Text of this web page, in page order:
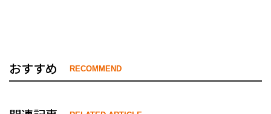
おすすめ RECOMMEND